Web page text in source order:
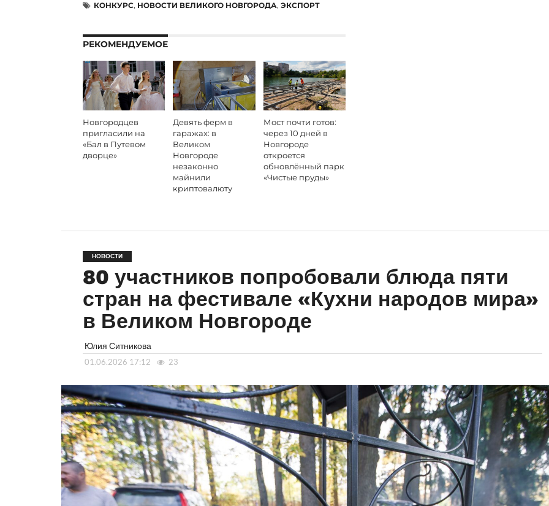
КОНКУРС, НОВОСТИ ВЕЛИКОГО НОВГОРОДА, ЭКСПОРТ
РЕКОМЕНДУЕМОЕ
Новгородцев
пригласили на
«Бал в Путевом
дворце»
Девять ферм в
гаражах: в
Великом
Новгороде
незаконно
майнили
криптовалюту
Мост почти готов:
через 10 дней в
Новгороде
откроется
обновлённый парк
«Чистые пруды»
НОВОСТИ
80 участников попробовали блюда пяти
стран на фестивале «Кухни народов мира»
в Великом Новгороде
Юлия Ситникова
01.06.2026 17:12 23